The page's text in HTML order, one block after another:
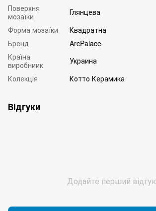
Поверхня
мозаїки
Глянцева
Форма мозаїки
Квадратна
Бренд
ArcPalace
Країна
виробниик
Украина
Колекція
Котто Керамика
Відгуки
Додайте перший відгук